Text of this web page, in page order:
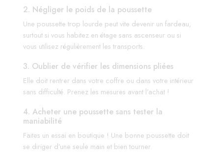
2. Négliger le poids de la poussette
Une poussette trop lourde peut vite devenir un fardeau,
surtout si vous habitez en étage sans ascenseur ou si
vous utilisez régulièrement les transports.
3. Oublier de vérifier les dimensions pliées
Elle doit rentrer dans votre coffre ou dans votre intérieur
sans difficulté. Prenez les mesures avant l’achat !
4. Acheter une poussette sans tester la
maniabilité
Faites un essai en boutique ! Une bonne poussette doit
se diriger d’une seule main et bien tourner.